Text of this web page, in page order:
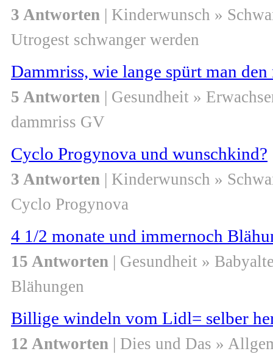
3 Antworten | Kinderwunsch »
Utrogest schwanger werden
Dammriss, wie lange spürt man
5 Antworten | Gesundheit »
dammriss GV
Cyclo Progynova und wunschkind?
3 Antworten | Kinderwunsch »
Cyclo Progynova
4 1/2 monate und immernoch
15 Antworten | Gesundheit »
Blähungen
Billige windeln vom Lidl= selber
12 Antworten | Dies und Das »